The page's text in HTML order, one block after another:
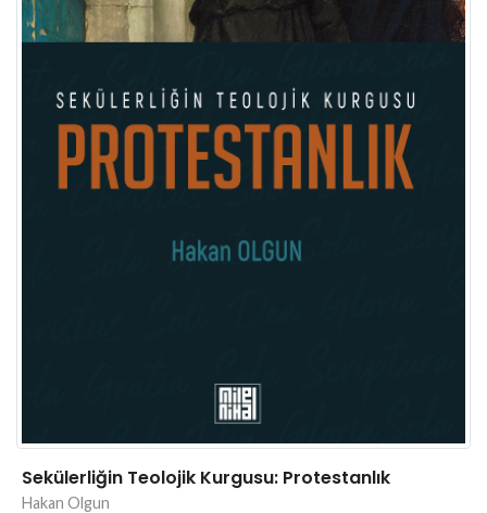
Sekülerliğin Teolojik Kurgusu: Protestanlık
Hakan Olgun